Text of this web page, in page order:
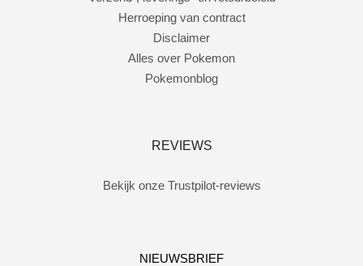
Herroeping van contract
Disclaimer
Alles over Pokemon
Pokemonblog
REVIEWS
Bekijk onze Trustpilot-reviews
NIEUWSBRIEF